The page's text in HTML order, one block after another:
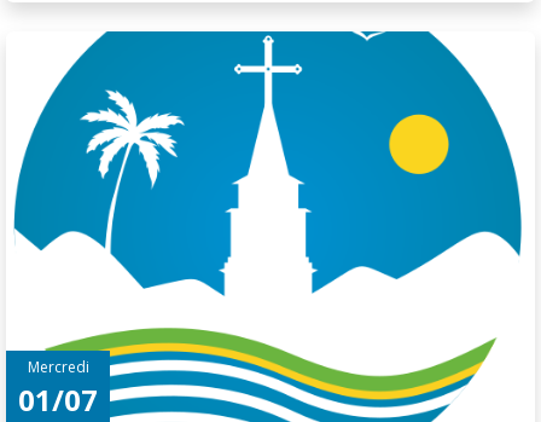
Mercredi
01/07